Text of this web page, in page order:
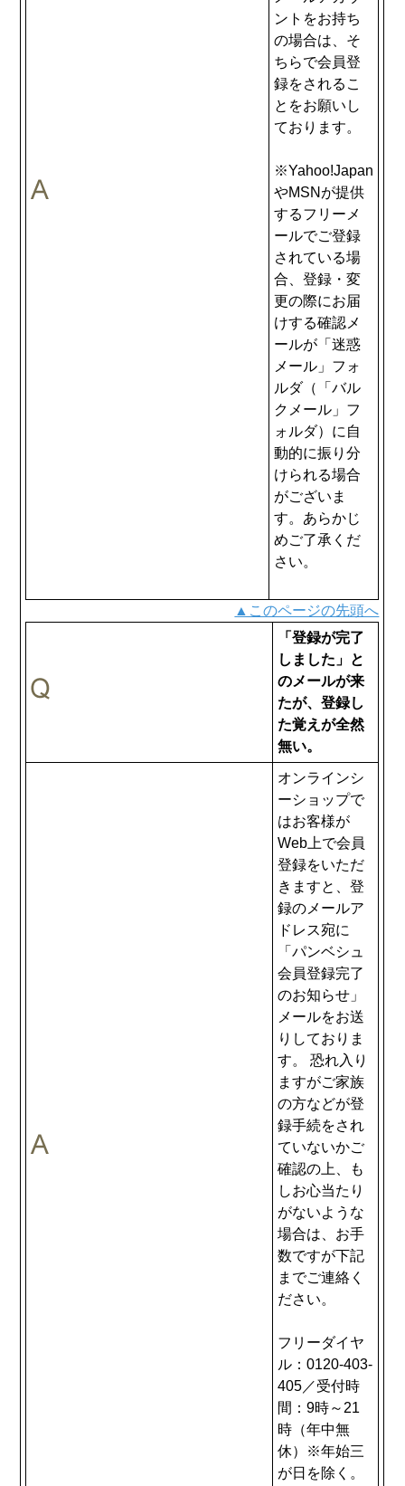
ントをお持ち
の場合は、そ
ちらで会員登
録をされるこ
とをお願いし
ております。
※Yahoo!Japan
やMSNが提供
するフリーメ
ールでご登録
されている場
合、登録・変
更の際にお届
けする確認メ
ールが「迷惑
メール」フォ
ルダ（「バル
クメール」フ
ォルダ）に自
動的に振り分
けられる場合
がございま
す。あらかじ
めご了承くだ
さい。
▲このページの先頭へ
「登録が完了
しました」と
のメールが来
たが、登録し
た覚えが全然
無い。
オンラインシ
ーショップで
はお客様が
Web上で会員
登録をいただ
きますと、登
録のメールア
ドレス宛に
「パンベシュ
会員登録完了
のお知らせ」
メールをお送
りしておりま
す。 恐れ入り
ますがご家族
の方などが登
録手続をされ
ていないかご
確認の上、も
しお心当たり
がないような
場合は、お手
数ですが下記
までご連絡く
ださい。
フリーダイヤ
ル：0120-403-
405／受付時
間：9時～21
時（年中無
休）※年始三
が日を除く。